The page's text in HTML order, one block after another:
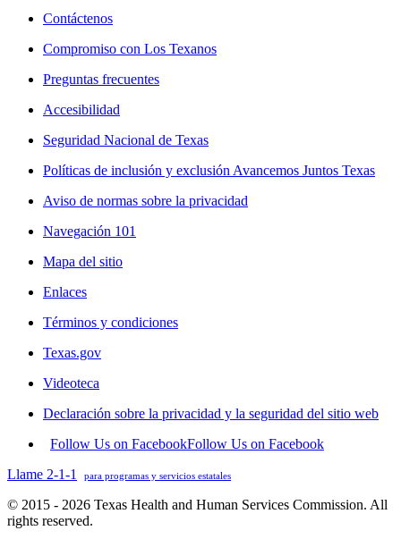
Contáctenos
Compromiso con Los Texanos
Preguntas frecuentes
Accesibilidad
Seguridad Nacional de Texas
Políticas de inclusión y exclusión Avancemos Juntos Texas
Aviso de normas sobre la privacidad
Navegación 101
Mapa del sitio
Enlaces
Términos y condiciones
Texas.gov
Videoteca
Declaración sobre la privacidad y la seguridad del sitio web
Follow Us on FacebookFollow Us on Facebook
Llame 2-1-1
para programas y servicios estatales
© 2015 - 2026 Texas Health and Human Services Commission. All
rights reserved.